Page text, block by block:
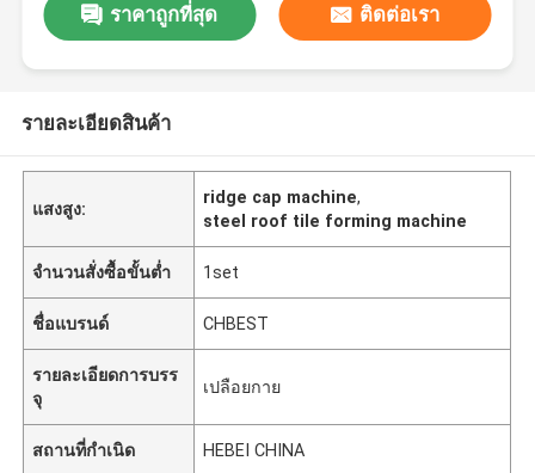
ราคาถูกที่สุด ติดต่อเรา
รายละเอียดสินค้า
แสงสูง:
ridge cap machine,
steel roof tile forming machine
จำนวนสั่งซื้อขั้นต่ำ 1set
ชื่อแบรนด์ CHBEST
รายละเอียดการบรร
จุ
เปลือยกาย
สถานที่กำเนิด HEBEI CHINA